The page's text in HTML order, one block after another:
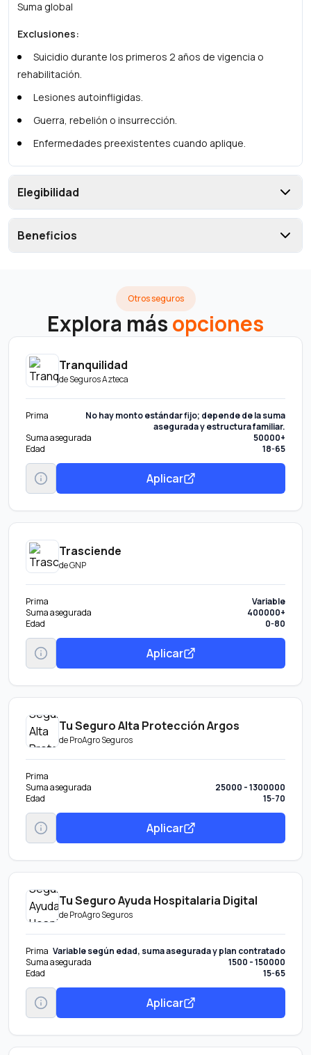
Suma global
Exclusiones:
Suicidio durante los primeros 2 años de vigencia o
rehabilitación.
Lesiones autoinfligidas.
Guerra, rebelión o insurrección.
Enfermedades preexistentes cuando aplique.
Elegibilidad
Beneficios
Otros seguros
Explora másopciones
Tranquilidad
deSeguros Azteca
Prima
No hay monto estándar fijo; depende de la suma
asegurada y estructura familiar.
Suma asegurada
50000+
Edad
18-65
Aplicar
Trasciende
deGNP
Prima
Variable
Suma asegurada
400000+
Edad
0-80
Aplicar
Tu Seguro Alta Protección Argos
deProAgro Seguros
Prima
Suma asegurada
25000 - 1300000
Edad
15-70
Aplicar
Tu Seguro Ayuda Hospitalaria Digital
deProAgro Seguros
Prima Variable según edad, suma asegurada y plan contratado
Suma asegurada
1500 - 150000
Edad
15-65
Aplicar